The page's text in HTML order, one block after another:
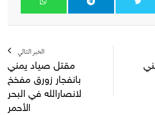
الخبر التالي
مقتل صياد يمني
بانفجار زورق مفخخ
لانصارالله في البحر
الأحمر